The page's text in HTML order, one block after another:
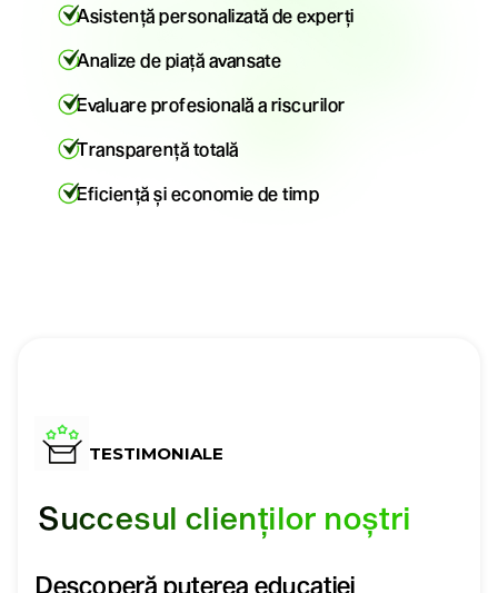
Asistență personalizată de experți
Analize de piață avansate
Evaluare profesională a riscurilor
Transparență totală
Eficiență și economie de timp
TESTIMONIALE
Succesul clienților noștri
Descoperă puterea educației